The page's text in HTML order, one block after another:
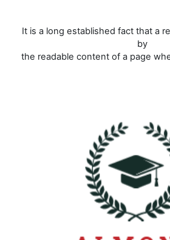
It is a long established fact that a
by
the readable content of a page